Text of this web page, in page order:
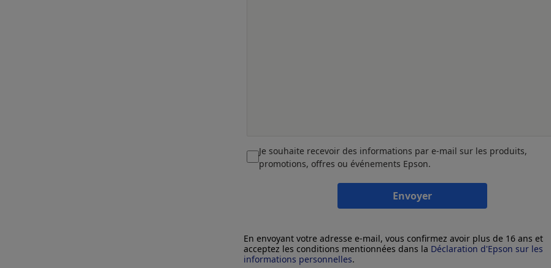
Je souhaite recevoir des informations par e-mail sur les produits,
promotions, offres ou événements Epson.
Envoyer
En envoyant votre adresse e-mail, vous confirmez avoir plus de 16 ans et
acceptez les conditions mentionnées dans la Déclaration d'Epson sur les
informations personnelles.